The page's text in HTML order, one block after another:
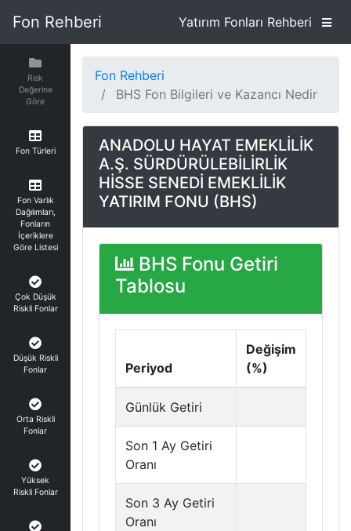
Fon Rehberi Yatırım Fonları Rehberi
Risk
Değerine
Göre
Fon Türleri
Fon Varlık
Dağılımları,
Fonların
İçeriklere
Göre Listesi
Çok Düşük
Riskli Fonlar
Düşük Riskli
Fonlar
Orta Riskli
Fonlar
Yüksek
Riskli Fonlar
Fon Rehberi
BHS Fon Bilgileri ve Kazancı Nedir
ANADOLU HAYAT EMEKLİLİK
A.Ş. SÜRDÜRÜLEBİLİRLİK
HİSSE SENEDİ EMEKLİLİK
YATIRIM FONU (BHS)
BHS Fonu Getiri
Tablosu
Periyod
Değişim
(%)
Günlük Getiri
Son 1 Ay Getiri
Oranı
Son 3 Ay Getiri
Oranı